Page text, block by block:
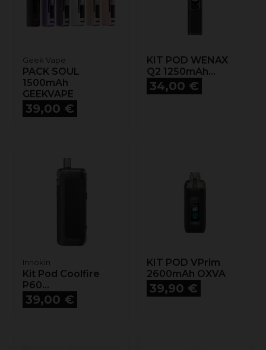
Geek Vape
PACK SOUL
1500mAh
GEEKVAPE
Prix
39,00 €
KIT POD WENAX
Q2 1250mAh...
Prix
34,00 €
Innokin
Kit Pod Coolfire
P60...
Prix
39,00 €
KIT POD VPrim
2600mAh OXVA
Prix
39,90 €